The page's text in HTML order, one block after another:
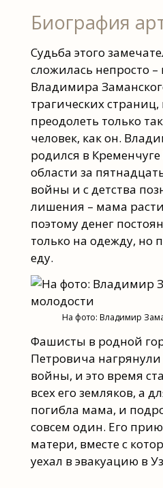
Биография
Судьба этого
сложилась непросто
Владимира
трагических
преодолеть только
человек, как он.
родился в
области за
войны и с детства
лишения – мама
поэтому денег
только на одежду, но
еду.
На фото: Владимир
Фашисты в родной
Петровича
войны, и это время
всех его земляков, а
погибла мама, и
совсем один. Его
матери, вместе с
уехал в эвакуацию в